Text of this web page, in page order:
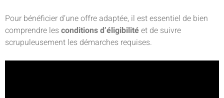
Pour bénéficier d’une offre adaptée, il est essentiel de bien
comprendre lesconditions d’éligibilitéet de suivre
scrupuleusement les démarches requises.